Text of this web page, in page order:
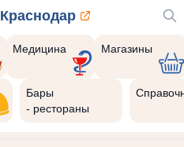
Краснодар
Медицина Магазины
Бары
- рестораны